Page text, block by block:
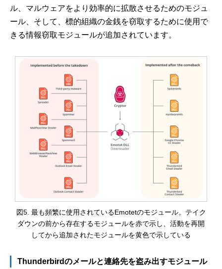
ル、マルウェアをより効率的に拡散させるためのモジュ
ール、そして、標的組織の金銭を窃取するために使用で
きる情報窃取モジュールが追加されています。
図5. 最も頻繁に使用されているEmotetのモジュール。テイク
ダウンの前から存在するモジュールを赤で示し、活動を再開
してから追加されたモジュールを黄色で示している
Thunderbirdのメールと連絡先を盗み出すモジュール